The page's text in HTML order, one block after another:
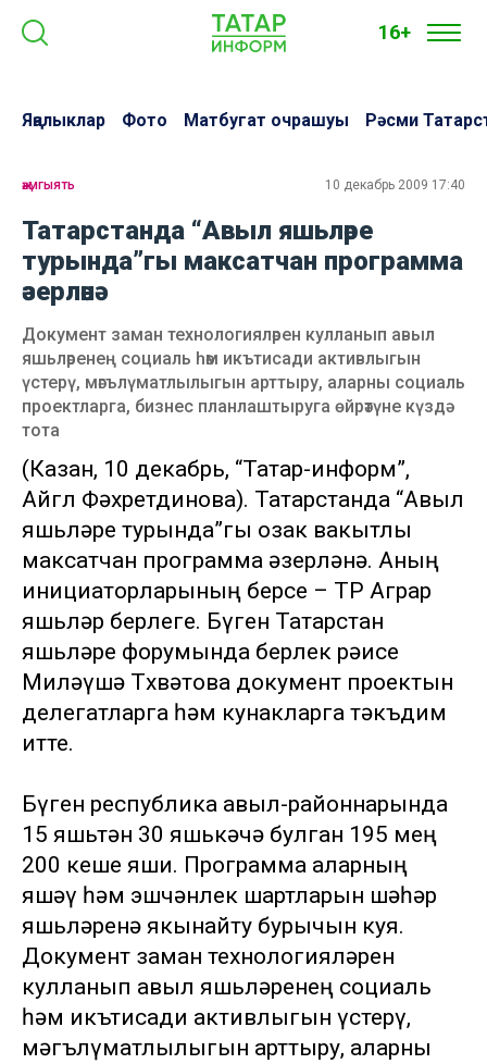
16+
Яңалыклар Фото Матбугат очрашуы Рәсми
җәмгыять 10 декабрь 2009 17:40
Татарстанда “Авыл яшьләре
турында”гы максатчан программа
әзерләнә
Документ заман технологияләрен кулланып авыл
яшьләренең социаль һәм икътисади активлыгын
үстерү, мәгълүматлылыгын арттыру, аларны социаль
проектларга, бизнес планлаштыруга өйрәтүне күздә
тота
(Казан, 10 декабрь, “Татар-информ”,
Айгөл Фәхретдинова). Татарстанда “Авыл
яшьләре турында”гы озак вакытлы
максатчан программа әзерләнә. Аның
инициаторларының берсе – ТР Аграр
яшьләр берлеге. Бүген Татарстан
яшьләре форумында берлек рәисе
Миләүшә Төхвәтова документ проектын
делегатларга һәм кунакларга тәкъдим
итте.
Бүген республика авыл-районнарында
15 яшьтән 30 яшькәчә булган 195 мең
200 кеше яши. Программа аларның
яшәү һәм эшчәнлек шартларын шәһәр
яшьләренә якынайту бурычын куя.
Документ заман технологияләрен
кулланып авыл яшьләренең социаль
һәм икътисади активлыгын үстерү,
мәгълүматлылыгын арттыру, аларны